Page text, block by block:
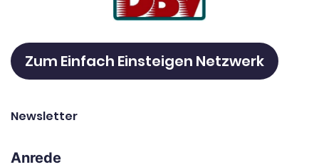
Zum Einfach Einsteigen Netzwerk
Newsletter
Anrede